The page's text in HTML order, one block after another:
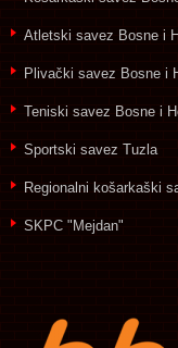
Atletski savez Bosne i
Plivački savez Bosne i
Teniski savez Bosne i
Sportski savez Tuzla
Regionalni košarkaški
SKPC "Mejdan"